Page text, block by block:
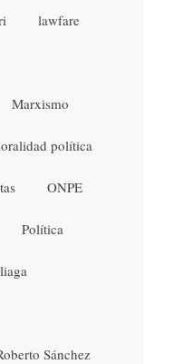
lawfare
Marxismo
política
ONPE
Política
Sánchez